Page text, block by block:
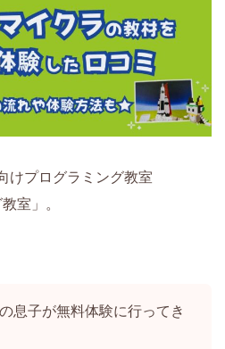
けプログラミング教室
室」。
息子が無料体験に行ってき